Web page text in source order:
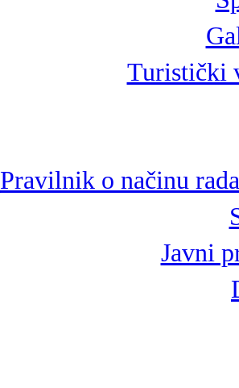
Turistički
Pravilnik o načinu
Javni